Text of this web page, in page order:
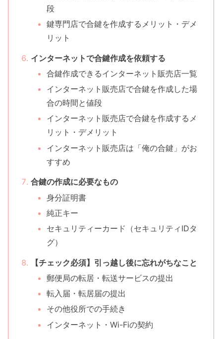
段
鍵専門店で合鍵を作成するメリット・デメ
リット
インターネットで合鍵作成を依頼する
合鍵作成できるインターネット販売店一覧
インターネット販売店で合鍵を作成した場
合の時間と値段
インターネット販売店で合鍵を作成するメ
リット・デメリット
インターネット販売店は「俺の合鍵」がお
すすめ
合鍵の作成に必要なもの
身分証明書
純正キー
セキュリティーカード（セキュリティIDタ
グ）
【チェック必須】引っ越し後に忘れがちなこと
郵便局の転居・転送サービスの提出
転入届・転居届の提出
その他役所での手続き
インターネット・Wi-Fiの契約